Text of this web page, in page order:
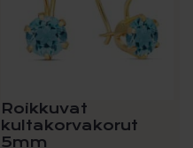
Roikkuvat
kultakorvakorut
5mm